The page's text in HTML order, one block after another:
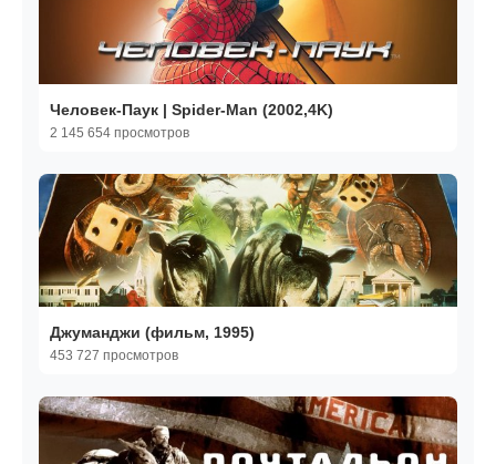
Человек-Паук | Spider-Man (2002,4K)
2 145 654 просмотров
Джуманджи (фильм, 1995)
453 727 просмотров